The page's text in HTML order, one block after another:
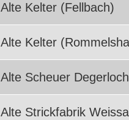
Alte Kelter (Fellbach)
Alte Kelter
Alte Scheuer
Alte Strickfabrik